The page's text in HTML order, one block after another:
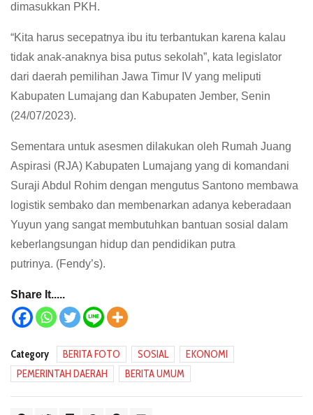
dimasukkan PKH.
“Kita harus secepatnya ibu itu terbantukan karena kalau
tidak anak-anaknya bisa putus sekolah”, kata legislator
dari daerah pemilihan Jawa Timur IV yang meliputi
Kabupaten Lumajang dan Kabupaten Jember, Senin
(24/07/2023).
Sementara untuk asesmen dilakukan oleh Rumah Juang
Aspirasi (RJA) Kabupaten Lumajang yang di komandani
Suraji Abdul Rohim dengan mengutus Santono membawa
logistik sembako dan membenarkan adanya keberadaan
Yuyun yang sangat membutuhkan bantuan sosial dalam
keberlangsungan hidup dan pendidikan putra
putrinya. (Fendy’s).
Share It.....
Category BERITA FOTO SOSIAL
EKONOMI
PEMERINTAH DAERAH
BERITA UMUM